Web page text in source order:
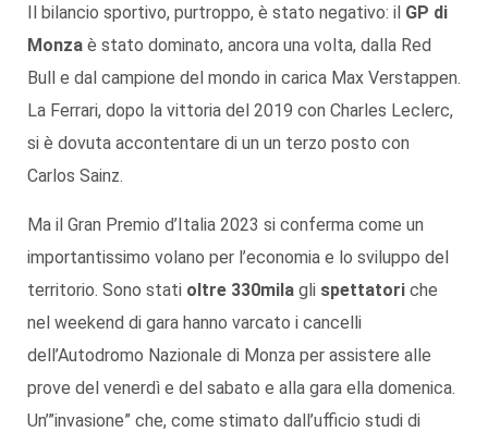
Il bilancio sportivo, purtroppo, è stato negativo: il GP di
Monza è stato dominato, ancora una volta, dalla Red
Bull e dal campione del mondo in carica Max Verstappen.
La Ferrari, dopo la vittoria del 2019 con Charles Leclerc,
si è dovuta accontentare di un un terzo posto con
Carlos Sainz.
Ma il Gran Premio d’Italia 2023 si conferma come un
importantissimo volano per l’economia e lo sviluppo del
territorio. Sono stati oltre 330mila gli spettatori che
nel weekend di gara hanno varcato i cancelli
dell’Autodromo Nazionale di Monza per assistere alle
prove del venerdì e del sabato e alla gara ella domenica.
Un’”invasione” che, come stimato dall’ufficio studi di